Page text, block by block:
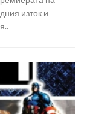
изток и